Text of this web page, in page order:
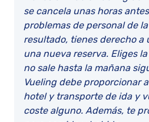
se cancela unas horas
problemas de personal de
resultado, tienes derecho a
una nueva reserva. Eliges
no sale hasta la mañana
Vueling debe proporcionar
hotel y transporte de ida y
coste alguno. Además, te